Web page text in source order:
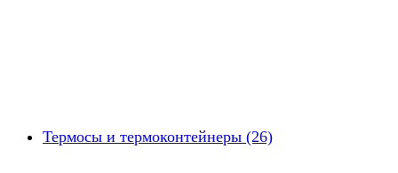
Термосы и термоконтейнеры (26)